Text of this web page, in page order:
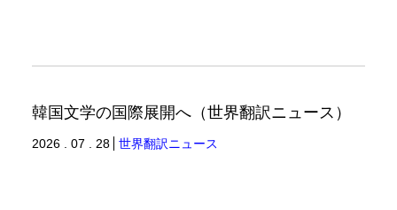
韓国文学の国際展開へ（世界翻訳ニュース）
2026 . 07 . 28 世界翻訳ニュース